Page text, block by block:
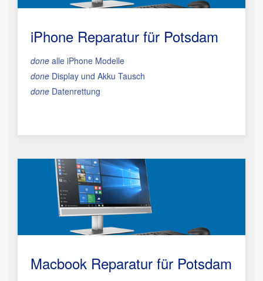
iPhone Reparatur für Potsdam
done alle iPhone Modelle
done Display und Akku Tausch
done Datenrettung
Macbook Reparatur für Potsdam